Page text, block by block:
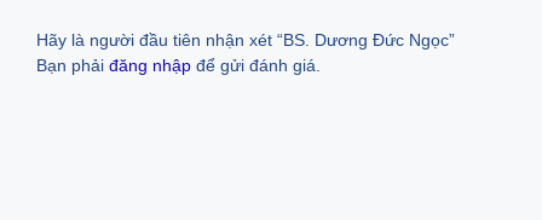
Hãy là người đầu tiên nhận xét “BS. Dương Đức Ngọc”
Bạn phải đăng nhập để gửi đánh giá.